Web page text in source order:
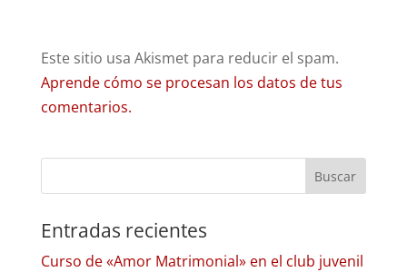
Este sitio usa Akismet para reducir el spam.
Aprende cómo se procesan los datos de tus
comentarios.
Entradas recientes
Curso de «Amor Matrimonial» en el club juvenil